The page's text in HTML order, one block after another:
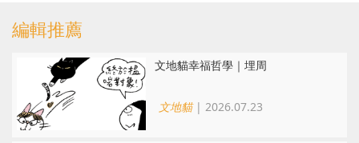
編輯推薦
文地貓幸福哲學｜埋周
文地貓| 2026.07.23